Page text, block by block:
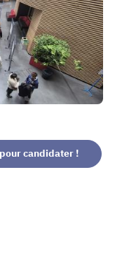
candidater !